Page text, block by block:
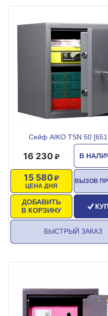
Сейф AIKO TSN 50
В
16 230
ЦЕНА ДНЯ
15 580
ДОБАВИТЬ
В КОРЗИНУ
ВЫЗОВ
БЫСТРЫЙ ЗАКАЗ